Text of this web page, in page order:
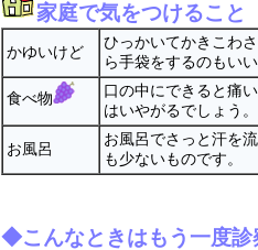
家庭で気をつけること
かゆいけど
ひっかいてかきこわ
ら手袋をするのもい
食べ物
口の中にできると痛
はいやがるでしょう
お風呂
お風呂でさっと汗を
も少ないものです。
◆こんなときはもう一度診